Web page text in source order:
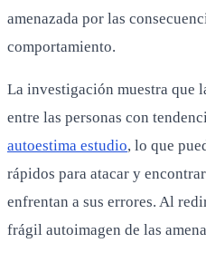
amenazada por las
comportamiento.
La investigación muestra que
entre las personas con
autoestima estudio, lo que
rápidos para atacar y
enfrentan a sus errores. Al
frágil autoimagen de las